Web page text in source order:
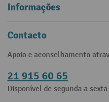
Informações
Contacto
Apoio e aconselhamento
21 915 60 65
Disponível de segunda a